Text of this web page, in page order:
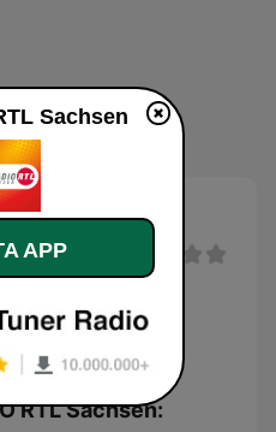
tal
RTL Sachsen:
Sachsen
APP